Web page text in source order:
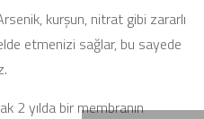
kurşun, nitrat gibi zararlı
etmenizi sağlar, bu sayede
2 yılda bir membranın